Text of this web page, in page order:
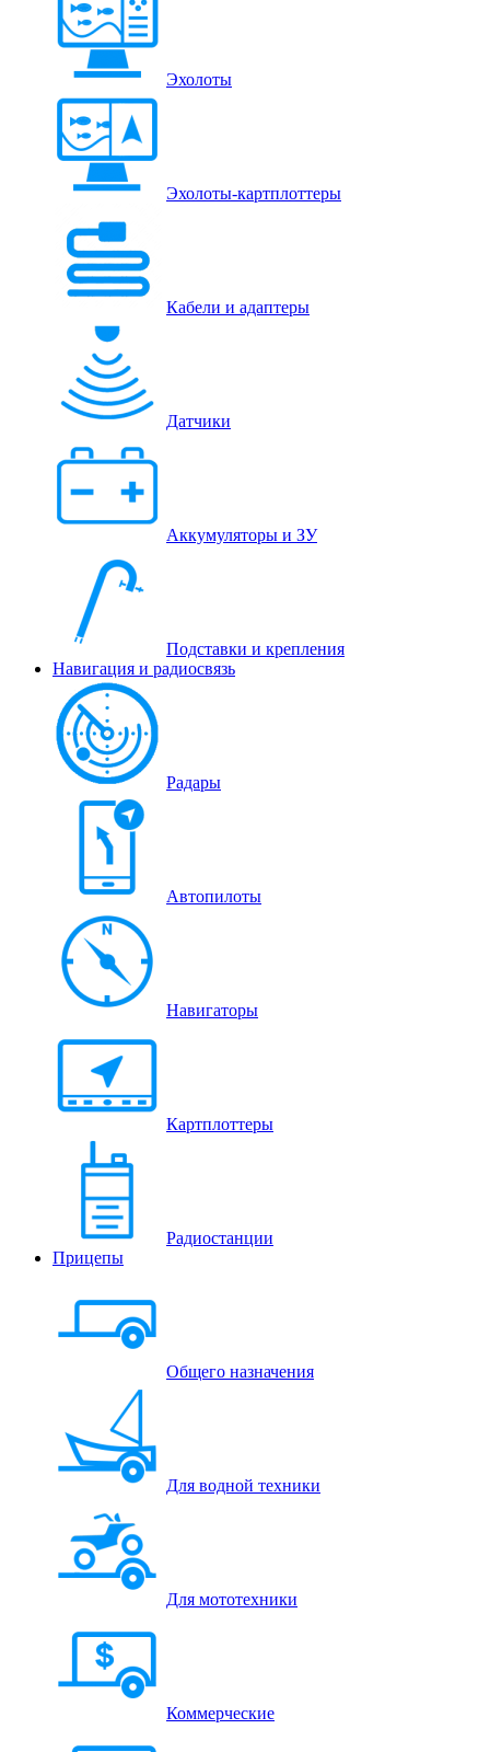
Эхолоты
Эхолоты-картплоттеры
Кабели и адаптеры
Датчики
Аккумуляторы и ЗУ
Подставки и крепления
Навигация и радиосвязь
Радары
Автопилоты
Навигаторы
Картплоттеры
Радиостанции
Прицепы
Общего назначения
Для водной техники
Для мототехники
Коммерческие